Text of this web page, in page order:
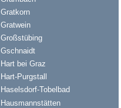
Gratkorn
Gratwein
Großstübing
Gschnaidt
Hart bei Graz
Hart-Purgstall
Haselsdorf-Tobelbad
Hausmannstätten